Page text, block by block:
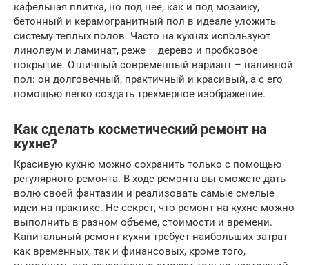
кафельная плитка, но под нее, как и под мозаику,
бетонный и керамогранитный пол в идеале уложить
систему теплых полов. Часто на кухнях используют
линолеум и ламинат, реже – дерево и пробковое
покрытие. Отличный современный вариант – наливной
пол: он долговечный, практичный и красивый, а с его
помощью легко создать трехмерное изображение.
Как сделать косметический ремонт на
кухне?
Красивую кухню можно сохранить только с помощью
регулярного ремонта. В ходе ремонта вы сможете дать
волю своей фантазии и реализовать самые смелые
идеи на практике. Не секрет, что ремонт на кухне можно
выполнить в разном объеме, стоимости и времени.
Капитальный ремонт кухни требует наибольших затрат
как временных, так и финансовых, кроме того,